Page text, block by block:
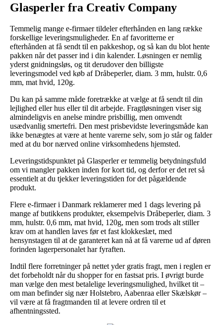
Glasperler fra Creativ Company
Temmelig mange e-firmaer tildeler efterhånden en lang række
forskellige leveringsmuligheder. En af favoritterne er
efterhånden at få sendt til en pakkeshop, og så kan du blot hente
pakken når det passer ind i din kalender. Løsningen er nemlig
yderst gnidningsløs, og tit derudover den billigste
leveringsmodel ved køb af Dråbeperler, diam. 3 mm, hulstr. 0,6
mm, mat hvid, 120g.
Du kan på samme måde foretrække at vælge at få sendt til din
lejlighed eller hus eller til dit arbejde. Fragtløsningen viser sig
almindeligvis en anelse mindre prisbillig, men omvendt
usædvanlig smertefri. Den mest prisbevidste leveringsmåde kan
ikke benægtes at være at hente varerne selv, som jo står og falder
med at du bor nærved online virksomhedens hjemsted.
Leveringstidspunktet på Glasperler er temmelig betydningsfuld
om vi mangler pakken inden for kort tid, og derfor er det ret så
essentielt at du tjekker leveringstiden for det pågældende
produkt.
Flere e-firmaer i Danmark reklamerer med 1 dags levering på
mange af butikkens produkter, eksempelvis Dråbeperler, diam. 3
mm, hulstr. 0,6 mm, mat hvid, 120g, men som trods alt stiller
krav om at handlen laves før et fast klokkeslæt, med
hensynstagen til at de garanteret kan nå at få varerne ud af døren
forinden lagerpersonalet har fyraften.
Indtil flere forretninger på nettet yder gratis fragt, men i reglen er
det forbeholdt når du shopper for en fastsat pris. I øvrigt burde
man vælge den mest betalelige leveringsmulighed, hvilket tit –
om man befinder sig nær Holstebro, Aabenraa eller Skælskør –
vil være at få fragtmanden til at levere ordren til et
afhentningssted.